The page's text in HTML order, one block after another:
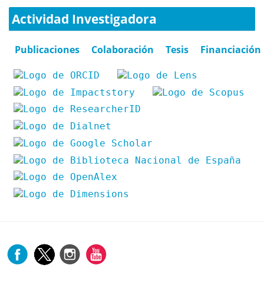
Actividad Investigadora
Publicaciones Colaboración Tesis Financiación